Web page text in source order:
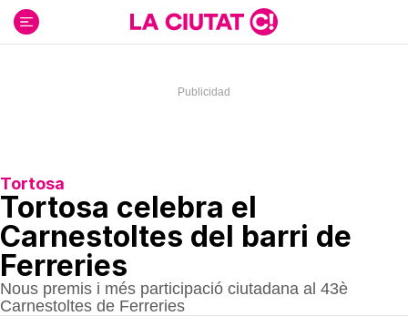
contenido
Tortosa
Tortosa celebra el
Carnestoltes del barri de
Ferreries
Nous premis i més participació ciutadana al 43è
Carnestoltes de Ferreries